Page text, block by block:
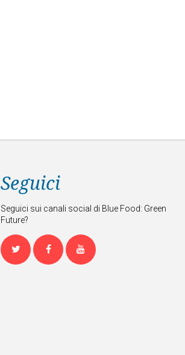
Seguici
Seguici sui canali social di Blue Food: Green
Future?